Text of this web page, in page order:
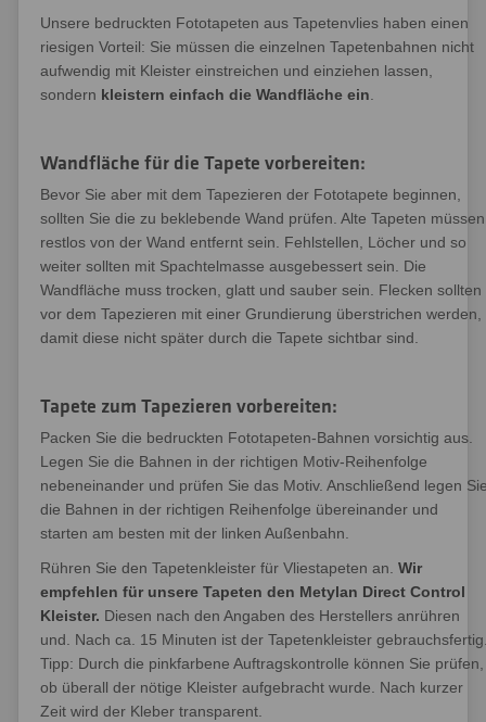
Unsere bedruckten Fototapeten aus Tapetenvlies haben einen
riesigen Vorteil: Sie müssen die einzelnen Tapetenbahnen nicht
aufwendig mit Kleister einstreichen und einziehen lassen,
sondern kleistern einfach die Wandfläche ein.
Wandfläche für die Tapete vorbereiten:
Bevor Sie aber mit dem Tapezieren der Fototapete beginnen,
sollten Sie die zu beklebende Wand prüfen. Alte Tapeten müssen
restlos von der Wand entfernt sein. Fehlstellen, Löcher und so
weiter sollten mit Spachtelmasse ausgebessert sein. Die
Wandfläche muss trocken, glatt und sauber sein. Flecken sollten
vor dem Tapezieren mit einer Grundierung überstrichen werden,
damit diese nicht später durch die Tapete sichtbar sind.
Tapete zum Tapezieren vorbereiten:
Packen Sie die bedruckten Fototapeten-Bahnen vorsichtig aus.
Legen Sie die Bahnen in der richtigen Motiv-Reihenfolge
nebeneinander und prüfen Sie das Motiv. Anschließend legen
die Bahnen in der richtigen Reihenfolge übereinander und
starten am besten mit der linken Außenbahn.
Rühren Sie den Tapetenkleister für Vliestapeten an. Wir
empfehlen für unsere Tapeten den Metylan Direct Control
Kleister. Diesen nach den Angaben des Herstellers anrühren
und. Nach ca. 15 Minuten ist der Tapetenkleister
Tipp: Durch die pinkfarbene Auftragskontrolle können Sie prüfen,
ob überall der nötige Kleister aufgebracht wurde. Nach kurzer
Zeit wird der Kleber transparent.